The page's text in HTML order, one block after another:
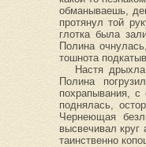
обманываешь,
протянул той
глотка была
Полина
тошнота
Настя
Полина
похрапывания,
поднялась,
Чернеющая
высвечивал
таинственно